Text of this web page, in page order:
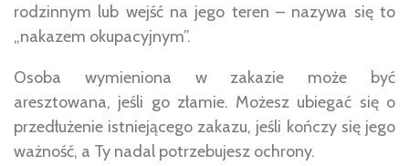
rodzinnym lub wejść na jego teren – nazywa się to
„nakazem okupacyjnym”.
Osoba wymieniona w zakazie może być
aresztowana, jeśli go złamie. Możesz ubiegać się o
przedłużenie istniejącego zakazu, jeśli kończy się jego
ważność, a Ty nadal potrzebujesz ochrony.